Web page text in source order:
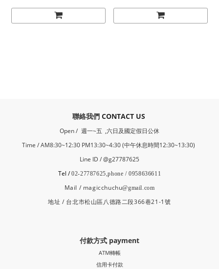
​聯絡我們 CONTACT US
Open / 週一~五 ,六日及國定假日公休
Time / AM8:30~12:30 PM13:30~4:30 (中午休息時間12:30~13:30)
Line ID / @g27787625
Tel /02-27787625,phone / 0958636611
Mail / magicchuchu@gmail.com
地址 / 台北市松山區八德路二段366巷21-1號
付款方式 payment
ATM轉帳
信用卡付款